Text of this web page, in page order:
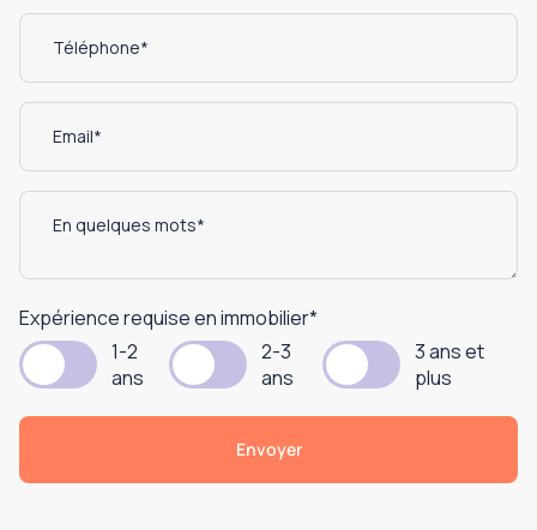
Expérience requise en immobilier*
1-2
ans
2-3
ans
3 ans et
plus